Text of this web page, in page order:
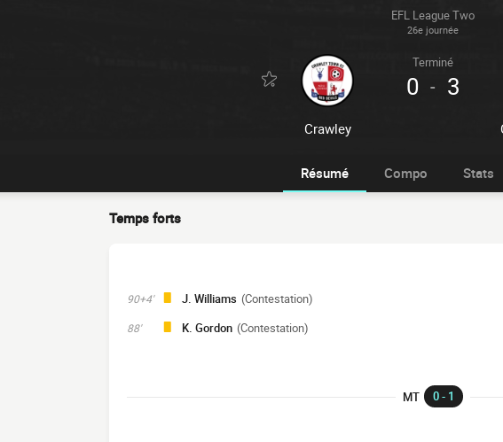
EFL League Two
26e journée
Crawley
Terminé
0 - 3
Résumé Compo Stats
Temps forts
90+4' J. Williams (Contestation)
88' K. Gordon (Contestation)
MT 0 - 1